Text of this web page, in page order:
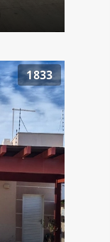
1833